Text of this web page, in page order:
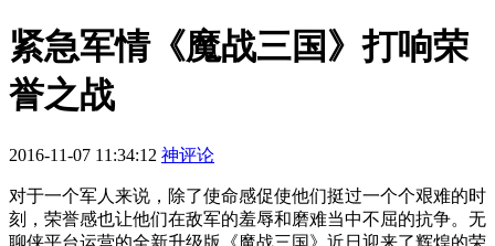
紧急军情《魔战三国》打响荣
誉之战
2016-11-07 11:34:12 神评论
对于一个军人来说，除了使命感促使他们挺过一个个艰难的时
刻，荣誉感也让他们在敌军的羞辱和磨难当中不屈的抗争。无
聊侠平台运营的全新升级版《魔战三国》近日迎来了辉煌的荣